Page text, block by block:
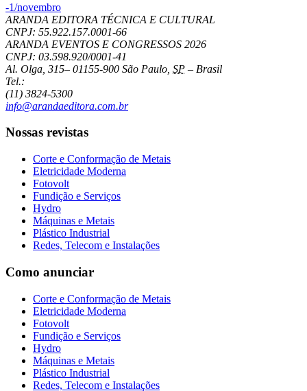
-1/novembro
ARANDA EDITORA TÉCNICA E CULTURAL
CNPJ: 55.922.157.0001-66
ARANDA EVENTOS E CONGRESSOS 2026
CNPJ: 03.598.920/0001-41
Al. Olga, 315– 01155-900 São Paulo SP – Brasil
Tel.:
(11) 3824-5300
info@arandaeditora.com.br
Nossas revistas
Corte e Conformação de Metais
Eletricidade Moderna
Fotovolt
Fundição e Serviços
Hydro
Máquinas e Metais
Plástico Industrial
Redes, Telecom e Instalações
Como anunciar
Corte e Conformação de Metais
Eletricidade Moderna
Fotovolt
Fundição e Serviços
Hydro
Máquinas e Metais
Plástico Industrial
Redes, Telecom e Instalações